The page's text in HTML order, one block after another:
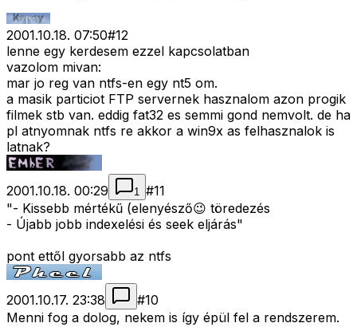
2001.10.18. 07:50#12
lenne egy kerdesem ezzel kapcsolatban
vazolom mivan:
mar jo reg van ntfs-en egy nt5 om.
a masik particiot FTP servernek hasznalom azon progik
filmek stb van. eddig fat32 es semmi gond nemvolt. de ha
pl atnyomnak ntfs re akkor a win9x as felhasznalok is
latnak?
2001.10.18. 00:29 1 #11
"- Kissebb mértékű (elenyésző😉 töredezés
- Újabb jobb indexelési és seek eljárás"
pont ettől gyorsabb az ntfs
2001.10.17. 23:38 #10
Menni fog a dolog, nekem is így épül fel a rendszerem.